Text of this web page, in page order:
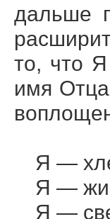
дальше
то, что
имя
Я —
Я —
Я —